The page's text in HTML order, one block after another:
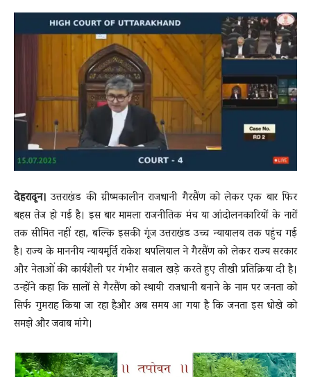
देहरादून। उत्तराखंड की ग्रीष्मकालीन राजधानी गैरसैंण को लेकर एक बार फिर
बहस तेज हो गई है। इस बार मामला राजनीतिक मंच या आंदोलनकारियों के नारों
तक सीमित नहीं रहा, बल्कि इसकी गूंज उत्तराखंड उच्च न्यायालय तक पहुंच गई
है। राज्य के माननीय न्यायमूर्ति राकेश थपलियाल ने गैरसैंण को लेकर राज्य सरकार
और नेताओं की कार्यशैली पर गंभीर सवाल खड़े करते हुए तीखी प्रतिक्रिया दी है।
उन्होंने कहा कि सालों से गैरसैंण को स्थायी राजधानी बनाने के नाम पर जनता को
सिर्फ गुमराह किया जा रहा हैऔर अब समय आ गया है कि जनता इस धोखे को
समझे और जवाब मांगे।